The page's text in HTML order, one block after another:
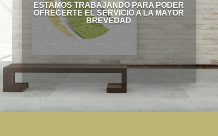
ESTAMOS TRABAJANDO PARA PODER
OFRECERTE EL SERVICIO A LA MAYOR
BREVEDAD